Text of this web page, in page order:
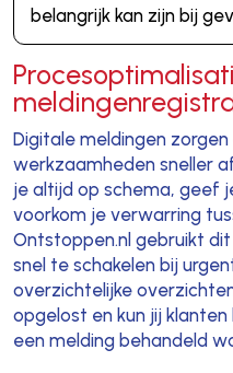
belangrijk kan zijn bij
Digitale meldingen
werkzaamheden sneller
je altijd op schema, geef
voorkom je verwarring
Ontstoppen.nl gebruikt
snel te schakelen bij
overzichtelijke
opgelost en kun jij
een melding behandeld